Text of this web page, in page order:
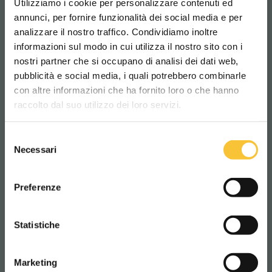
Utilizziamo i cookie per personalizzare contenuti ed
annunci, per fornire funzionalità dei social media e per
analizzare il nostro traffico. Condividiamo inoltre
informazioni sul modo in cui utilizza il nostro sito con i
nostri partner che si occupano di analisi dei dati web,
pubblicità e social media, i quali potrebbero combinarle
con altre informazioni che ha fornito loro o che hanno
raccolto dal suo utilizzo dei loro servizi.
delNecessari
Preferenze
Statistiche
Marketing
Wartungszeiten.
– MitElemenTagwird jeder Eingriff einfach,
schnell und sicher.
SCHEUERSAUGMASCHINE
Scegli il paese in cui ti trovi e la tua
lingua per una migliore esperienza di
navigazione